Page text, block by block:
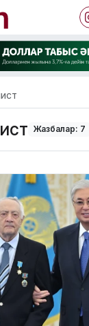
Жазбалар: 7